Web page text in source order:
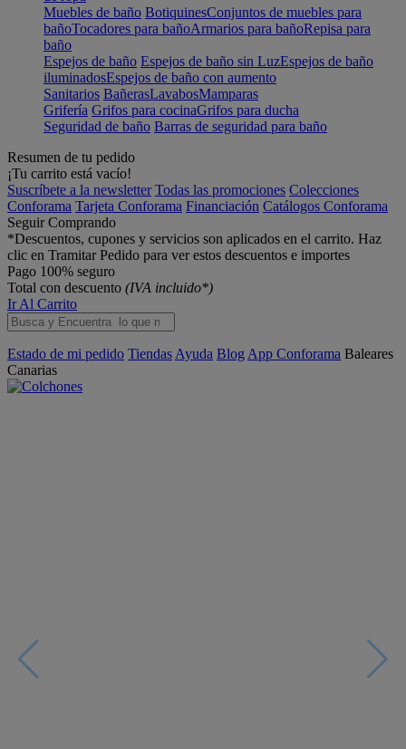
Muebles de baño BotiquinesConjuntos de muebles para
bañoTocadores para bañoArmarios para bañoRepisa para
baño
Espejos de baño Espejos de baño sin LuzEspejos de baño
iluminadosEspejos de baño con aumento
Sanitarios BañerasLavabosMamparas
Grifería Grifos para cocinaGrifos para ducha
Seguridad de baño Barras de seguridad para baño
Resumen de tu pedido
¡Tu carrito está vacío!
Suscríbete a la newsletter Todas las promociones Colecciones
Conforama Tarjeta Conforama Financiación Catálogos Conforama
Seguir Comprando
*Descuentos, cupones y servicios son aplicados en el carrito. Haz
clic en Tramitar Pedido para ver estos descuentos e importes
Pago 100% seguro
Total con descuento (IVA incluido*)
Ir Al Carrito
Estado de mi pedido Tiendas Ayuda Blog App Conforama Baleares
Canarias